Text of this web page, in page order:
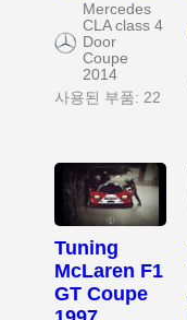
Mercedes
CLA class 4
Door
Coupe
2014
사용된 부품: 22
Tuning
McLaren F1
GT Coupe